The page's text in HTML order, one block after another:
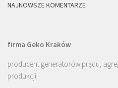
NAJNOWSZE KOMENTARZE
firma Geko Kraków
producent generatorów prądu,
produkcji